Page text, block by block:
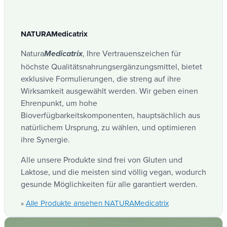
Funktionieren Ihrer Organisation und Ihrer
Gesundheit während des ganzen Jahres!
Der Camu-Camu ist einSuper Frucht ultra
reiche Vitamine C, mehr als Kiwi, Acerola,
Zitrone, Orange, Papaya oder Blackcurrant. Ein
superfutter für eiserne gesundheit.
Unser Camu Camu ist100% natürlich.Es wurde
kein synthetisches Vitamin C hinzugefügt, um die
Konzentration von Vitamin C zu erhöhen.
NaturaMedicatrixIm Vergleich zu Ihnen, um ein
Camu-Camu zu demonstrieren, welches Produkt
das beste Preis- / Konzentrationsquote für die
gleiche Menge an Vitamin C hat
NATURAMedicatrix
NaturaMedicatrix, Ihre Vertrauenszeichen für
höchste Qualitätsnahrungsergänzungsmittel, bietet
exklusive Formulierungen, die streng auf ihre
Wirksamkeit ausgewählt werden. Wir geben einen
Ehrenpunkt, um hohe
Bioverfügbarkeitskomponenten, hauptsächlich aus
natürlichem Ursprung, zu wählen, und optimieren
ihre Synergie.
Alle unsere Produkte sind frei von Gluten und
Laktose, und die meisten sind völlig vegan, wodurch
gesunde Möglichkeiten für alle garantiert werden.
» Alle Produkte ansehen NATURAMedicatrix